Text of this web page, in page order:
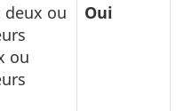
deux ou
ou
Oui